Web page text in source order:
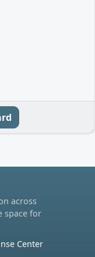
across
space for
Center